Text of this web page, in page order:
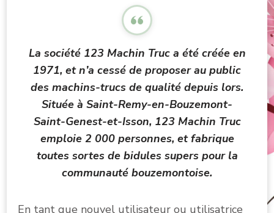
La société 123 Machin Truc a été créée en
1971, et n’a cessé de proposer au public
des machins-trucs de qualité depuis lors.
Située à Saint-Remy-en-Bouzemont-
Saint-Genest-et-Isson, 123 Machin Truc
emploie 2 000 personnes, et fabrique
toutes sortes de bidules supers pour la
communauté bouzemontoise.
En tant que nouvel utilisateur ou utilisatrice